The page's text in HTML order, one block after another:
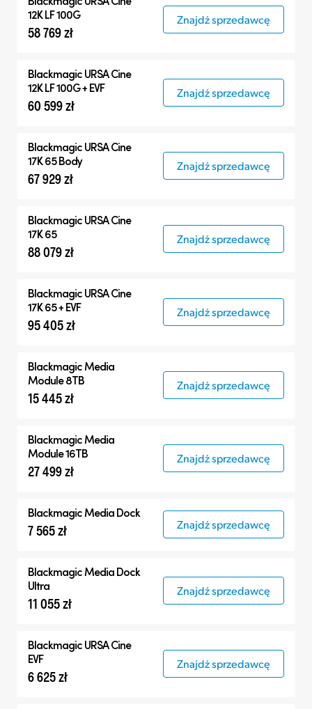
12K LF 100G
58 769 zł
Znajdź sprzedawcę
BlackmagicURSA Cine
12K LF 100G + EVF
60 599 zł
Znajdź sprzedawcę
BlackmagicURSA Cine
17K 65 Body
67 929 zł
Znajdź sprzedawcę
BlackmagicURSA Cine
17K 65
88 079 zł
Znajdź sprzedawcę
BlackmagicURSA Cine
17K 65 + EVF
95 405 zł
Znajdź sprzedawcę
BlackmagicMedia
Module 8TB
15 445 zł
Znajdź sprzedawcę
BlackmagicMedia
Module 16TB
27 499 zł
Znajdź sprzedawcę
BlackmagicMedia Dock
7 565 zł Znajdź sprzedawcę
BlackmagicMedia Dock
Ultra
11 055 zł
Znajdź sprzedawcę
BlackmagicURSA Cine
EVF
6 625 zł
Znajdź sprzedawcę